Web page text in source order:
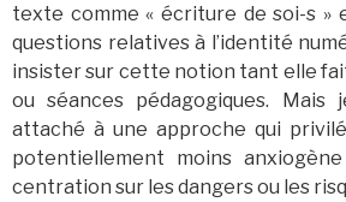
texte comme « écriture de soi-s
questions relatives à l’identité
insister sur cette notion tant elle
ou séances pédagogiques. Mais
attaché à une approche qui
potentiellement moins
centration sur les dangers ou les